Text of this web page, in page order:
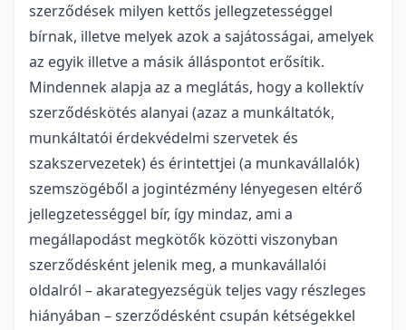
szerződések milyen kettős jellegzetességgel
bírnak, illetve melyek azok a sajátosságai, amelyek
az egyik illetve a másik álláspontot erősítik.
Mindennek alapja az a meglátás, hogy a kollektív
szerződéskötés alanyai (azaz a munkáltatók,
munkáltatói érdekvédelmi szervetek és
szakszervezetek) és érintettjei (a munkavállalók)
szemszögéből a jogintézmény lényegesen eltérő
jellegzetességgel bír, így mindaz, ami a
megállapodást megkötők közötti viszonyban
szerződésként jelenik meg, a munkavállalói
oldalról – akarategyezségük teljes vagy részleges
hiányában – szerződésként csupán kétségekkel